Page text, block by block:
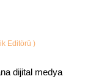
Editörü )
dijital medya